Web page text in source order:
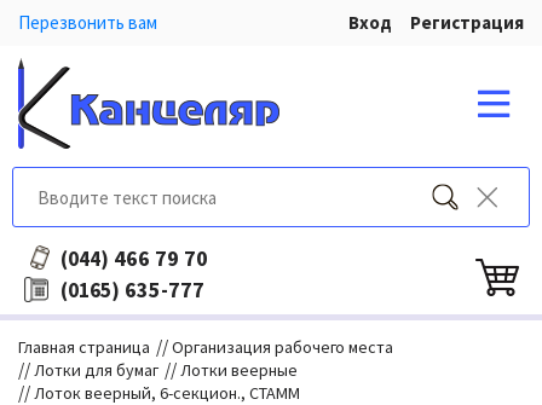
Перезвонить вам Вход Регистрация
(044) 466 79 70
(0165) 635-777
Главная страница //Организация рабочего места
//Лотки для бумаг //Лотки веерные
//Лоток веерный, 6-секцион., СТАММ